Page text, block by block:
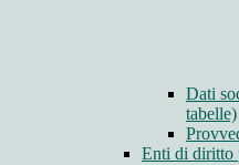
Dati
tabelle)
Enti di diritto